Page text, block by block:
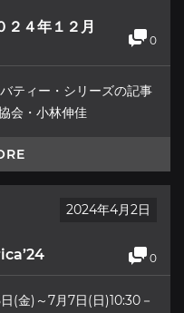
２４年１２月
0
ティー・シリーズの記事
会・小林伸佳
2024年4月2日
0
(金)～7月7日(日)10:30－